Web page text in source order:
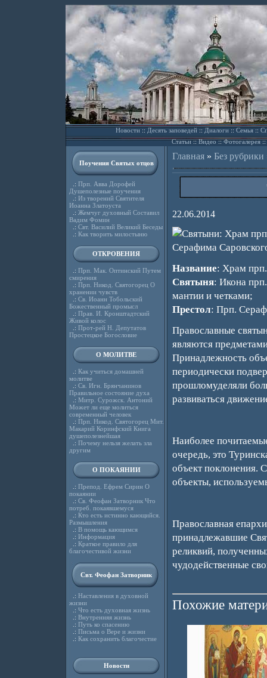
Новости::Десять заповедей::Диалоги::Семья::
Статьи::Видео ::Фотогалерея::
Поучения Святых отцов
.: Прп. Авва Дорофей
Душеполезные поучения
.: Из творений Святителя
Иоанна Златоуста
.: Жемчуг духовный Составил
Вадим Фомин
.: Свт. Василий Великий Беседы
.: Как творить милостыню
ОТКРОВЕНИЯ
.: Прп. Мак. Оптинский Путем
смирения
.: Прп. Никод. Святогорец О
хранении чувств
.: Св. Иоанн Тобольский
Божественный промысл
.: Прав. И. Кронштадтский
Живой колос
.: Прот-рей Н. Депутатов
Простецкое Богословие
О МОЛИТВЕ
.: Как учиться домашней
молитве
.: Св. Игн. Брянчанинов
Правильное состояние духа
.: Митр. Сурожск. Антоний
Может ли еще молиться
современный человек
.: Прп. Никод. Святогорец Мит.
Макарий Коринфский Книга
душеполезнейшая
.: Почему нельзя желать зла
другим
О ПОКАЯНИИ
.: Препод. Ефрем Сирин О
покаянии
.: Св. Феофан Затворник Что
потреб. покаявшемуся
.: Кто есть истинно кающийся.
Размышления
.: В помощь кающимся
.: Информация
.: Краткое правило для
благочестивой жизни
Свт. Феофан Затворник
.: Наставления в духовной
жизни
.: Что есть духовная жизнь
.: Внутренняя жизнь
.: Путь ко спасению
.: Письма о Вере и жизни
.: Как сохранить благочестие
Новости
Главная» Без рубрики
22.06.2014
Название: Храм
Святыня: Икона
мантии и четками;
Престол: Прп.
Православные
являются
Принадлежность
периодически
прошломуделяли
развиваться
Наиболее
очередь, это
объект поклонения.
объекты,
Православная
принадлежавшие
реликвий,
чудодейственные
Похожие